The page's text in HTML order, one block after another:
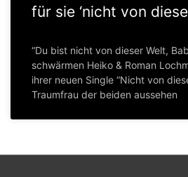
für sie ‘nicht von
“Du bist nicht von dieser Welt,
schwärmen Heiko & Roman
ihrer neuen Single “Nicht von
Traumfrau der beiden aussehen